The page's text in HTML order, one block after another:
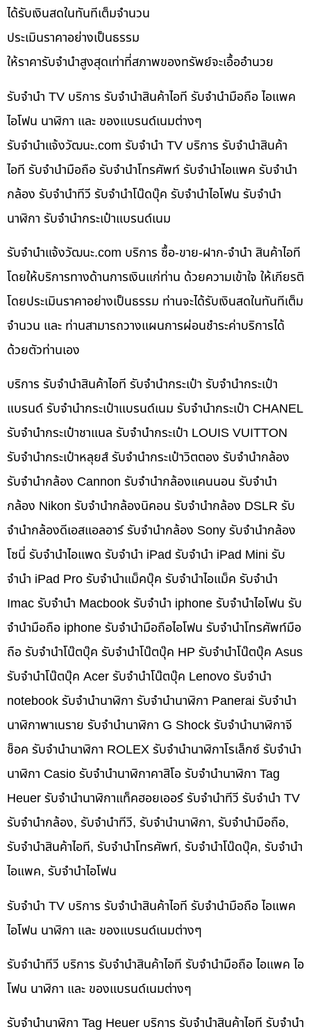
ได้รับเงินสดในทันทีเต็มจำนวน
ประเมินราคาอย่างเป็นธรรม
ให้ราคารับจำนำสูงสุดเท่าที่สภาพของทรัพย์จะเอื้ออำนวย
รับจำนำ TV บริการ รับจำนำสินค้าไอที รับจำนำมือถือ ไอแพค
ไอโฟน นาฬิกา และ ของแบรนด์เนมต่างๆ
รับจํานําแจ้งวัฒนะ.com รับจำนำ TV บริการ รับจำนำสินค้า
ไอที รับจำนำมือถือ รับจำนำโทรศัพท์ รับจำนำไอแพค รับจำนำ
กล้อง รับจำนำทีวี รับจำนำโน๊ดบุ๊ค รับจำนำไอโฟน รับจำนำ
นาฬิกา รับจำนำกระเป๋าแบรนด์เนม
รับจํานําแจ้งวัฒนะ.com บริการ ซื้อ-ขาย-ฝาก-จำนำ สินค้าไอที
โดยให้บริการทางด้านการเงินแก่ท่าน ด้วยความเข้าใจ ให้เกียรติ
โดยประเมินราคาอย่างเป็นธรรม ท่านจะได้รับเงินสดในทันทีเต็ม
จำนวน และ ท่านสามารถวางแผนการผ่อนชำระค่าบริการได้
ด้วยตัวท่านเอง
บริการ รับจำนำสินค้าไอที รับจำนำกระเป๋า รับจำนำกระเป๋า
แบรนด์ รับจำนำกระเป๋าแบรนด์เนม รับจำนำกระเป๋า CHANEL
รับจำนำกระเป๋าชาแนล รับจำนำกระเป๋า LOUIS VUITTON
รับจำนำกระเป๋าหลุยส์ รับจำนำกระเป๋าวิตตอง รับจำนำกล้อง
รับจำนำกล้อง Cannon รับจำนำกล้องแคนนอน รับจำนำ
กล้อง Nikon รับจำนำกล้องนิคอน รับจำนำกล้อง DSLR รับ
จำนำกล้องดีเอสแอลอาร์ รับจำนำกล้อง Sony รับจำนำกล้อง
โซนี่ รับจำนำไอแพด รับจำนำ iPad รับจำนำ iPad Mini รับ
จำนำ iPad Pro รับจำนำแม็คบุ๊ค รับจำนำไอแม็ค รับจำนำ
Imac รับจำนำ Macbook รับจำนำ iphone รับจำนำไอโฟน รับ
จำนำมือถือ iphone รับจำนำมือถือไอโฟน รับจำนำโทรศัพท์มือ
ถือ รับจำนำโน๊ตบุ๊ค รับจำนำโน๊ตบุ๊ค HP รับจำนำโน๊ตบุ๊ค Asus
รับจำนำโน๊ตบุ๊ค Acer รับจำนำโน๊ตบุ๊ค Lenovo รับจำนำ
notebook รับจำนำนาฬิกา รับจำนำนาฬิกา Panerai รับจำนำ
นาฬิกาพาเนราย รับจำนำนาฬิกา G Shock รับจำนำนาฬิกาจี
ช็อค รับจำนำนาฬิกา ROLEX รับจำนำนาฬิกาโรเล็กซ์ รับจำนำ
นาฬิกา Casio รับจำนำนาฬิกาคาสิโอ รับจำนำนาฬิกา Tag
Heuer รับจำนำนาฬิกาแท็คฮอยเออร์ รับจำนำทีวี รับจำนำ TV
รับจำนำกล้อง, รับจำนำทีวี, รับจำนำนาฬิกา, รับจำนำมือถือ,
รับจำนำสินค้าไอที, รับจำนำโทรศัพท์, รับจำนำโน๊ดบุ๊ค, รับจำนำ
ไอแพค, รับจำนำไอโฟน
รับจำนำ TV บริการ รับจำนำสินค้าไอที รับจำนำมือถือ ไอแพค
ไอโฟน นาฬิกา และ ของแบรนด์เนมต่างๆ
รับจำนำทีวี บริการ รับจำนำสินค้าไอที รับจำนำมือถือ ไอแพค ไอ
โฟน นาฬิกา และ ของแบรนด์เนมต่างๆ
รับจำนำนาฬิกา Tag Heuer บริการ รับจำนำสินค้าไอที รับจำนำ